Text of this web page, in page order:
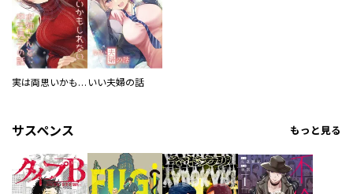
実は両思いかもしれないお姉さんと中三男子の話【同人版】 いい夫婦の話
サスペンス もっと見る